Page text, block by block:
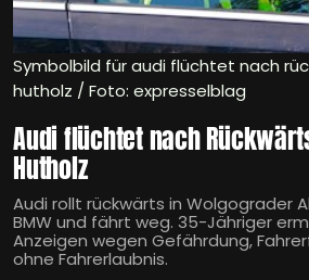
Symbolbild für audi flüchtet nach
hutholz / Foto: expresselblag
Audi flüchtet nach
Hutholz
Audi rollt rückwärts in Wolgograder
BMW und fährt weg. 35-Jähriger
Anzeigen wegen Gefährdung,
ohne Fahrerlaubnis.